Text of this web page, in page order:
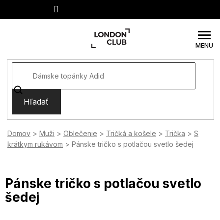
Hľadať
Domov Muži Oblečenie Tričká a košele Trička
S
krátkym rukávom
Pánske tričko s potlačou svetlo šedej
Pánske tričko s potlačou svetlo
šedej